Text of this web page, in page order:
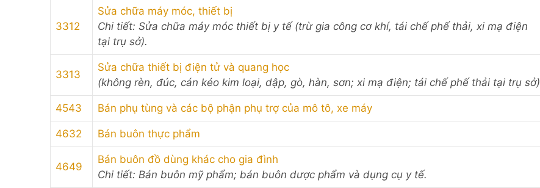
3312
Sửa chữa máy móc, thiết bị
Chi tiết: Sửa chữa máy móc thiết bị y tế (trừ gia công cơ khí, tái chế phế thải, xi mạ điện
tại trụ sở).
3313
Sửa chữa thiết bị điện tử và quang học
(không rèn, đúc, cán kéo kim loại, dập, gò, hàn, sơn; xi mạ điện; tái chế phế thải tại trụ sở)
4543 Bán phụ tùng và các bộ phận phụ trợ của mô tô, xe máy
4632 Bán buôn thực phẩm
4649
Bán buôn đồ dùng khác cho gia đình
Chi tiết: Bán buôn mỹ phẩm; bán buôn dược phẩm và dụng cụ y tế.